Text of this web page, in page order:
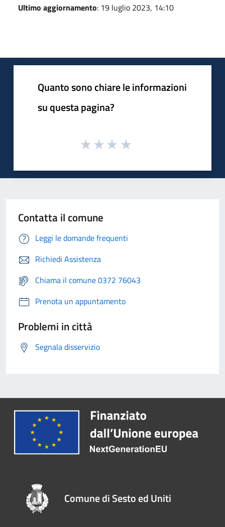
Ultimo aggiornamento: 19 luglio 2023, 14:10
Quanto sono chiare le informazioni
su questa pagina?
Contatta il comune
Leggi le domande frequenti
Richiedi Assistenza
Chiama il comune 0372 76043
Prenota un appuntamento
Problemi in città
Segnala disservizio
Comune di Sesto ed Uniti